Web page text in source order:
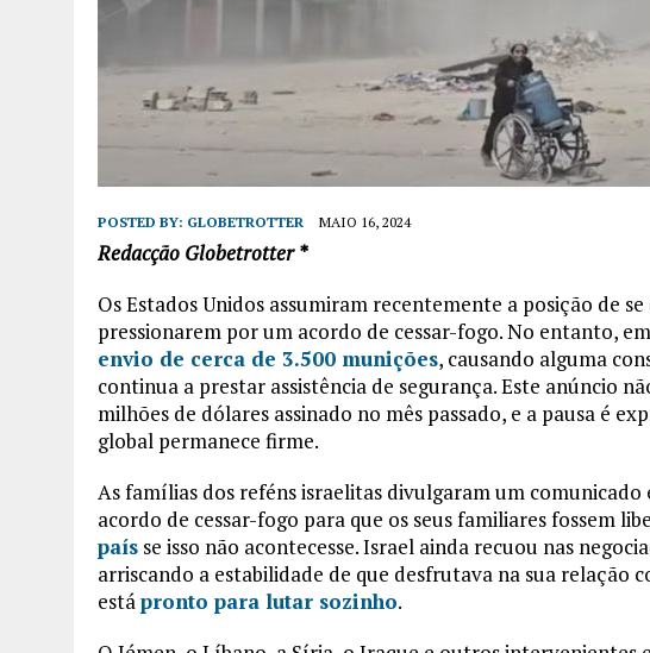
POSTED BY: GLOBETROTTER MAIO 16, 2024
Redacção Globetrotter *
Os Estados Unidos assumiram recentemente a posição de
pressionarem por um acordo de cessar-fogo. No entanto,
envio de cerca de 3.500 munições, causando alguma
continua a prestar assistência de segurança. Este anúncio
milhões de dólares assinado no mês passado, e a pausa é
global permanece firme.
As famílias dos reféns israelitas divulgaram um
acordo de cessar-fogo para que os seus familiares fossem
país se isso não acontecesse. Israel ainda recuou nas
arriscando a estabilidade de que desfrutava na sua relação
estápronto para lutar sozinho.